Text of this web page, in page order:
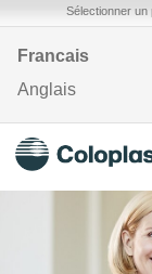
Sélectionner un
Francais
Anglais